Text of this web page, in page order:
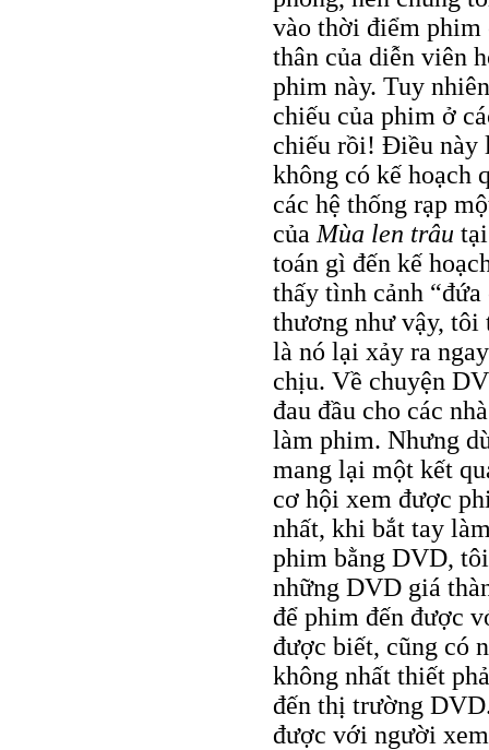
vào thời điểm phim
thân của diễn viên
phim này. Tuy
chiếu của phim ở
chiếu rồi! Điều này
không có kế hoạch
các hệ thống rạp
của Mùa len trâu
toán gì đến kế
thấy tình cảnh
thương như vậy, tôi
là nó lại xảy ra
chịu. Về chuyện
đau đầu cho các
làm phim. Nhưng
mang lại một kết
cơ hội xem được
nhất, khi bắt tay
phim bằng DVD,
những DVD giá
để phim đến được
được biết, cũng có
không nhất thiết
đến thị trường
được với người